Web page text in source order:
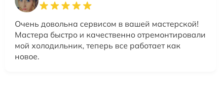
Очень довольна сервисом в вашей мастерской!
Мастера быстро и качественно отремонтировали
мой холодильник, теперь все работает как
новое.